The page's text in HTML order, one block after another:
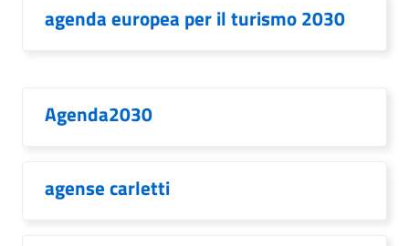
agenda europea per il turismo 2030
Agenda2030
agense carletti